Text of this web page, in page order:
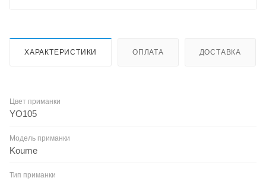
ХАРАКТЕРИСТИКИ ОПЛАТА ДОСТАВКА
Цвет приманки
YO105
Модель приманки
Koume
Тип приманки